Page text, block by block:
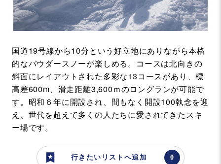
国道19号線から10分という好立地にありながら本格
的なパウダースノーが楽しめる。コースは北向きの
斜面にレイアウトされた多彩な13コースがあり、標
高差600m、滑走距離3,600ｍのロングランが可能で
す。昭和６年に開設され、間もなく開設100執念を迎
え、世代を超えて多くの人たちに愛されてきたスキ
ー場です。
行きたいリストへ追加